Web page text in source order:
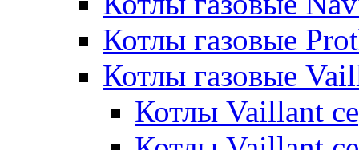
Котлы газовые
Котлы газовые
Котлы Vaillant